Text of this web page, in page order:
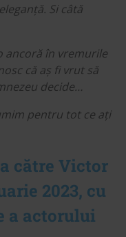
Si câtă
ancoră în vremurile
că aș fi vrut să
decide…
pentru tot ce ați
către Victor
2023, cu
a actorului